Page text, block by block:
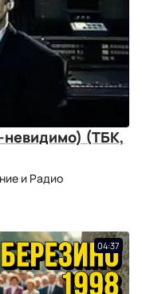
невидимо) (ТБК,
и Радио
04:37